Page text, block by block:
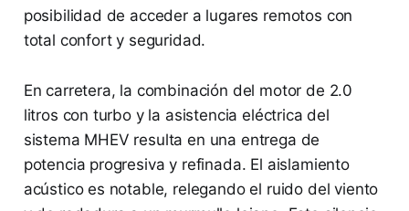
posibilidad de acceder a lugares remotos con
total confort y seguridad.
En carretera, la combinación del motor de 2.0
litros con turbo y la asistencia eléctrica del
sistema MHEV resulta en una entrega de
potencia progresiva y refinada. El aislamiento
acústico es notable, relegando el ruido del viento